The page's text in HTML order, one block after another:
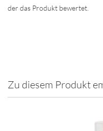
der das Produkt bewertet.
Zu diesem Produkt